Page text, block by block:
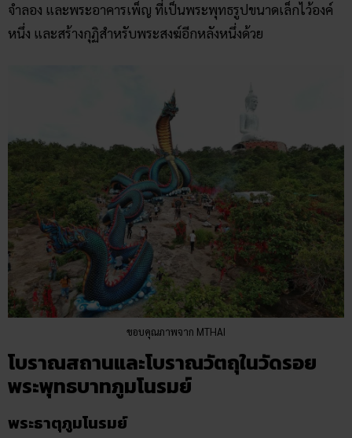
จำลอง และพระอาคารเพ็ญ ที่เป็นพระพุทธรูปขนาดเล็กไว้องค์
หนึ่ง และสร้างกุฏิสำหรับพระสงฆ์อีกหลังหนึ่งด้วย
ขอบคุณภาพจาก MTHAI
โบราณสถานและโบราณวัตถุในวัดรอย
พระพุทธบาทภูมโนรมย์
พระธาตุภูมโนรมย์